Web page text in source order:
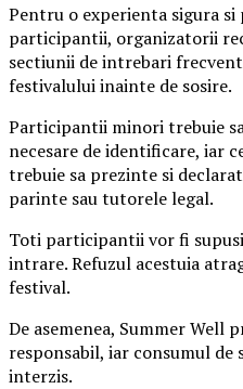
Pentru o experienta sigura
participantii, organizatorii
sectiunii de intrebari
festivalului inainte de sosire.
Participantii minori trebuie
necesare de identificare, iar
trebuie sa prezinte si
parinte sau tutorele legal.
Toti participantii vor fi
intrare. Refuzul acestuia
festival.
De asemenea, Summer Well
responsabil, iar consumul
interzis.